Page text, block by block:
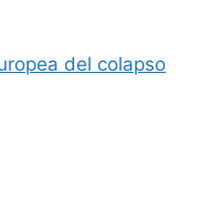
del colapso